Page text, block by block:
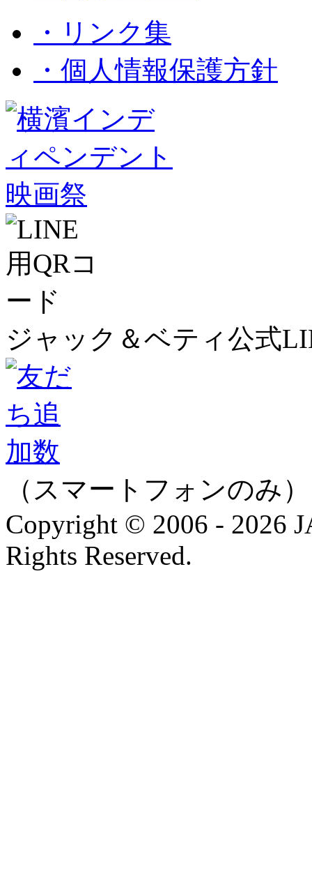
・リンク集
・個人情報保護方針
ジャック＆ベティ公式
（スマートフォンのみ）
Copyright © 2006 - 2026
Rights Reserved.